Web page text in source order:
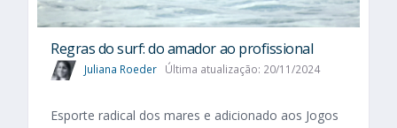
Regras do surf: do amador ao profissional
Juliana Roeder Última atualização: 20/11/2024
Esporte radical dos mares e adicionado aos Jogos